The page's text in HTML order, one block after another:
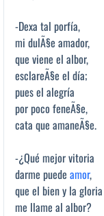
-Dexa tal porfía,
mi dulÃ§e amador,
que viene el albor,
esclareÃ§e el día;
pues el alegría
por poco feneÃ§e,
cata que amaneÃ§e.
-¿Qué mejor vitoria
darme puede amor,
que el bien y la gloria
me llame al albor?